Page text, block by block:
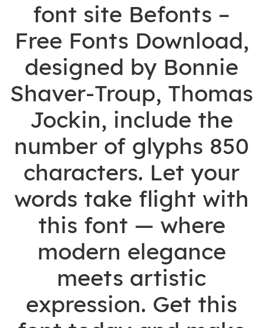
font site Befonts –
Free Fonts Download,
designed by Bonnie
Shaver-Troup, Thomas
Jockin, include the
number of glyphs 850
characters. Let your
words take flight with
this font — where
modern elegance
meets artistic
expression. Get this